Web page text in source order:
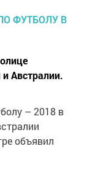
Австралии.
– 2018 в
объявил